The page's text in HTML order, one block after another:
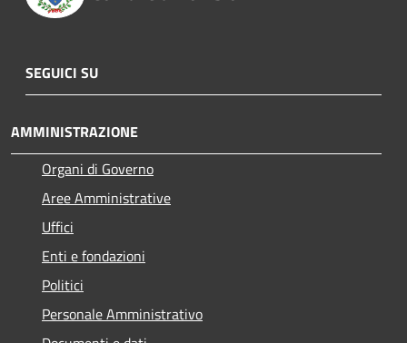
SEGUICI SU
AMMINISTRAZIONE
Organi di Governo
Aree Amministrative
Uffici
Enti e fondazioni
Politici
Personale Amministrativo